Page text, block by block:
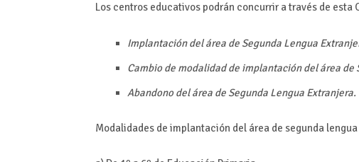
Los centros educativos podrán concurrir a través de
Implantación del área de Segunda Lengua
Cambio de modalidad de implantación del área de
Abandono del área de Segunda Lengua Extranjera.
Modalidades de implantación del área de segunda